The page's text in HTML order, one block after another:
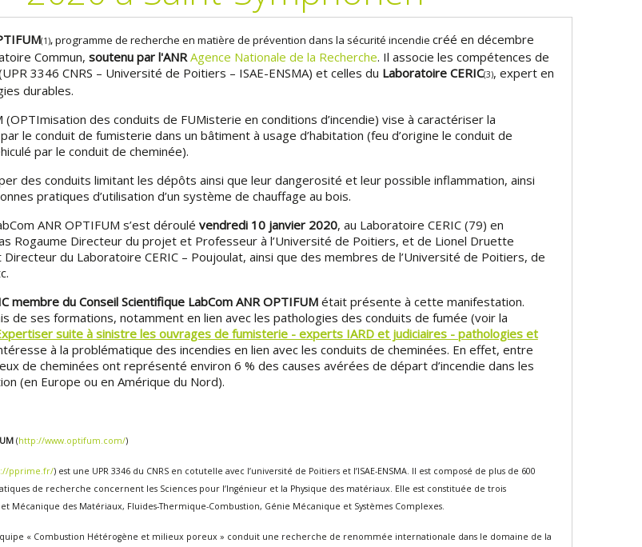
(1), programme de recherche en matière de prévention dans la sécurité incendie créé en décembre
Commun, soutenu par l'ANR Agence Nationale de la Recherche. Il associe les compétences de
3346 CNRS – Université de Poitiers – ISAE-ENSMA) et celles du Laboratoire CERIC(3), expert en
durables.
des conduits de FUMisterie en conditions d’incendie) vise à caractériser la
le conduit de fumisterie dans un bâtiment à usage d’habitation (feu d’origine le conduit de
par le conduit de cheminée).
des conduits limitant les dépôts ainsi que leur dangerosité et leur possible inflammation, ainsi
pratiques d’utilisation d’un système de chauffage au bois.
ANR OPTIFUM s’est déroulé vendredi 10 janvier 2020, au Laboratoire CERIC (79) en
Rogaume Directeur du projet et Professeur à l’Université de Poitiers, et de Lionel Druette
du Laboratoire CERIC – Poujoulat, ainsi que des membres de l’Université de Poitiers, de
membre du Conseil Scientifique LabCom ANR OPTIFUMétait présente à cette manifestation.
de ses formations, notamment en lien avec les pathologies des conduits de fumée (voir la
suite à sinistre les ouvrages de fumisterie - experts IARD et judiciaires - pathologies et
à la problématique des incendies en lien avec les conduits de cheminées. En effet, entre
de cheminées ont représenté environ 6 % des causes avérées de départ d’incendie dans les
(en Europe ou en Amérique du Nord).
(http://www.optifum.com/)
pprime.fr/) est une UPR 3346 du CNRS en cotutelle avec l’université de Poitiers et l’ISAE-ENSMA. Il est composé de plus de 600
de recherche concernent les Sciences pour l’Ingénieur et la Physique des matériaux. Elle est constituée de trois
Mécanique des Matériaux, Fluides-Thermique-Combustion, Génie Mécanique et Systèmes Complexes.
« Combustion Hétérogène et milieux poreux » conduit une recherche de renommée internationale dans le domaine de la